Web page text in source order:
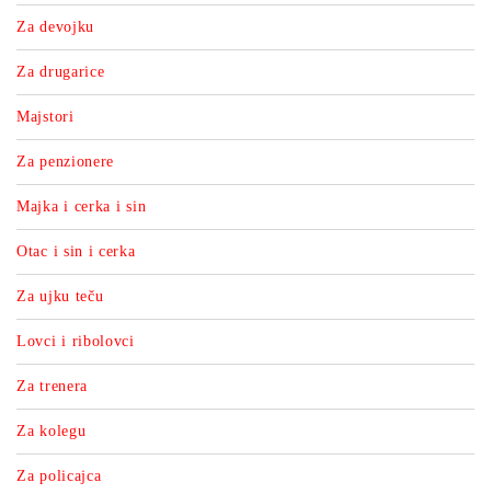
Za devojku
Za drugarice
Majstori
Za penzionere
Majka i cerka i sin
Otac i sin i cerka
Za ujku teču
Lovci i ribolovci
Za trenera
Za kolegu
Za policajca